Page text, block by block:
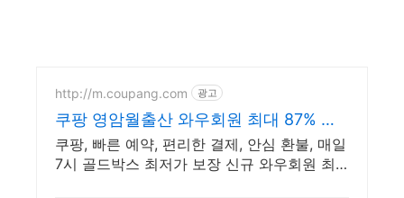
http://m.coupang.com 광고
쿠팡 영암월출산 와우회원 최대 87% 할
인
쿠팡, 빠른 예약, 편리한 결제, 안심 환불, 매일
7시 골드박스 최저가 보장 신규 와우회원 최